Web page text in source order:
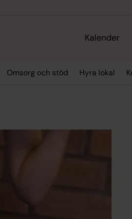
Kalender
Omsorg och stöd Hyra lokal